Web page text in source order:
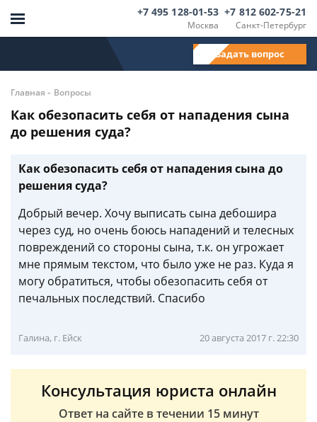
Москва
+7 495 128-01-53
Санкт-Петербург
+7 812 602-75-21
Задать вопрос
Главная - Вопросы
Как обезопасить себя от нападения сына
до решения суда?
Как обезопасить себя от нападения сына до
решения суда?
Добрый вечер. Хочу выписать сына дебошира
через суд, но очень боюсь нападений и телесных
повреждений со стороны сына, т.к. он угрожает
мне прямым текстом, что было уже не раз. Куда я
могу обратиться, чтобы обезопасить себя от
печальных последствий. Спасибо
Галина, г. Ейск 20 августа 2017 г. 22:30
Консультация юриста онлайн
Ответ на сайте в течении 15 минут